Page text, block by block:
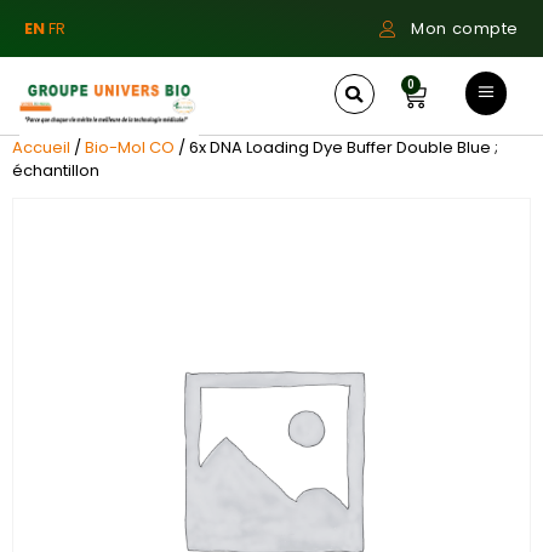
ENFR Mon compte
0
Accueil /Bio-Mol CO / 6x DNA Loading Dye Buffer Double Blue ;
échantillon